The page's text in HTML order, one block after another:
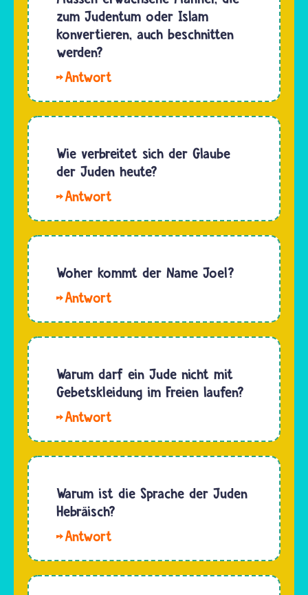
lesen.
Das ist
die
hebräische…
verbreitet.
Rund
2.000
lang
zogen
jüdische
und
Flüchtlinge
um…
zum Judentum oder Islam
konvertieren, auch beschnitten
werden?
wenn ein
Jude
werden
legt er
vor drei
Rabbinern
Prüfung
ab, lässt
dann…
Wie verbreitet sich der Glaube
der Juden heute?
Heute ist
Judentum
ganzen
Welt
bekannt.
Glauben
selbst
nicht
kann sich
Woher kommt der Name Joel?
Joel
aus dem
Hebräischen
in der
Tora und
in den
der
Propheten
erwähnt.
Warum darf ein Jude nicht mit
Gebetskleidung im Freien laufen?
Jüdinnen
Juden
dürfen
Gebetskleidung
auch im
Freien
Warum ist die Sprache der Juden
Hebräisch?
ist nach